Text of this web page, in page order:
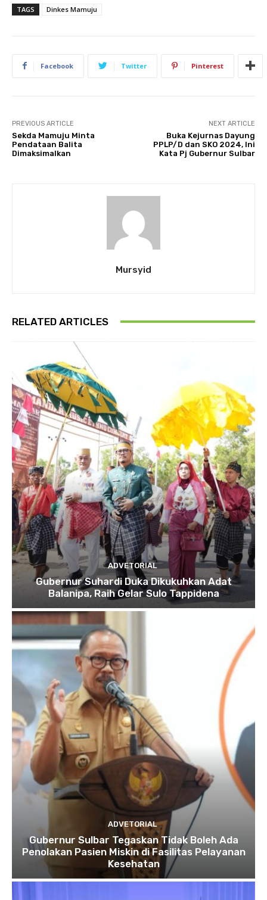
TAGS Dinkes Mamuju
Facebook Twitter Pinterest
PREVIOUS ARTICLE
Sekda Mamuju Minta
Pendataan Balita
Dimaksimalkan
NEXT ARTICLE
Buka Kejurnas Dayung
PPLP/D dan SKO 2024, Ini
Kata Pj Gubernur Sulbar
Mursyid
RELATED ARTICLES
ADVETORIAL
Gubernur Suhardi Duka Dikukuhkan Adat
Balanipa, Raih Gelar Sulo Tappidena
ADVETORIAL
Gubernur Sulbar Tegaskan Tidak Boleh Ada
Penolakan Pasien Miskin di Fasilitas Pelayanan
Kesehatan